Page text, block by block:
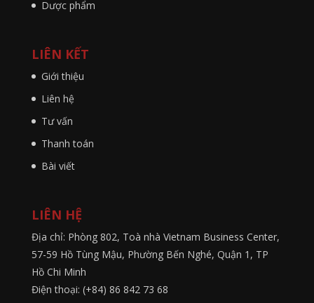
Dược phẩm
LIÊN KẾT
Giới thiệu
Liên hệ
Tư vấn
Thanh toán
Bài viết
LIÊN HỆ
Địa chỉ: Phòng 802, Toà nhà Vietnam Business Center,
57-59 Hồ Tùng Mậu, Phường Bến Nghé, Quận 1, TP
Hồ Chi Minh
Điện thoại: (+84) 86 842 73 68